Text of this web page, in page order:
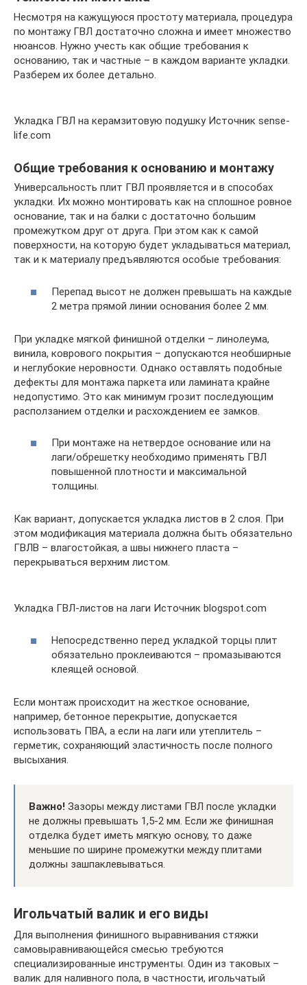
Несмотря на кажущуюся простоту материала, процедура
по монтажу ГВЛ достаточно сложна и имеет множество
нюансов. Нужно учесть как общие требования к
основанию, так и частные – в каждом варианте укладки.
Разберем их более детально.
Укладка ГВЛ на керамзитовую подушку Источник sense-
life.com
Общие требования к основанию и монтажу
Универсальность плит ГВЛ проявляется и в способах
укладки. Их можно монтировать как на сплошное ровное
основание, так и на балки с достаточно большим
промежутком друг от друга. При этом как к самой
поверхности, на которую будет укладываться материал,
так и к материалу предъявляются особые требования:
Перепад высот не должен превышать на каждые
2 метра прямой линии основания более 2 мм.
При укладке мягкой финишной отделки – линолеума,
винила, коврового покрытия – допускаются необширные
и неглубокие неровности. Однако оставлять подобные
дефекты для монтажа паркета или ламината крайне
недопустимо. Это как минимум грозит последующим
расползанием отделки и расхождением ее замков.
При монтаже на нетвердое основание или на
лаги/обрешетку необходимо применять ГВЛ
повышенной плотности и максимальной
толщины.
Как вариант, допускается укладка листов в 2 слоя. При
этом модификация материала должна быть обязательно
ГВЛВ – влагостойкая, а швы нижнего пласта –
перекрываться верхним листом.
Укладка ГВЛ-листов на лаги Источник blogspot.com
Непосредственно перед укладкой торцы плит
обязательно проклеиваются – промазываются
клеящей основой.
Если монтаж происходит на жесткое основание,
например, бетонное перекрытие, допускается
использовать ПВА, а если на лаги или утеплитель –
герметик, сохраняющий эластичность после полного
высыхания.
Важно! Зазоры между листами ГВЛ после укладки
не должны превышать 1,5-2 мм. Если же финишная
отделка будет иметь мягкую основу, то даже
меньшие по ширине промежутки между плитами
должны зашпаклевываться.
Игольчатый валик и его виды
Для выполнения финишного выравнивания стяжки
самовыравнивающейся смесью требуются
специализированные инструменты. Один из таковых –
валик для наливного пола, в частности, игольчатый